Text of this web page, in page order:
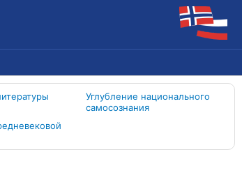
Углубление национального
самосознания